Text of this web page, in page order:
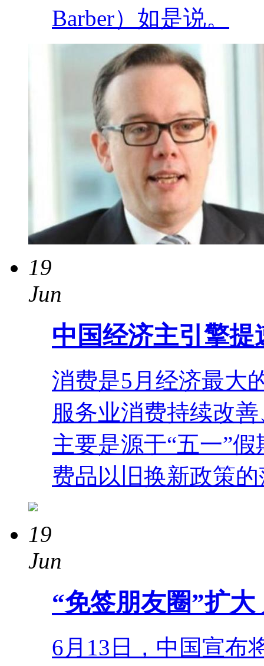
Barber）如是说。
19
Jun
中国经济主引擎提
消费是5月经济最大
服务业消费持续改
主要是源于“五一”
费品以旧换新政策
19
Jun
“免签朋友圈”扩
6月13日，中国宣布